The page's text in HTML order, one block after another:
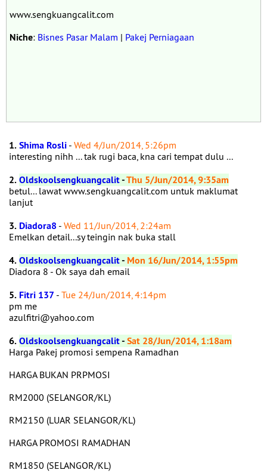
www.sengkuangcalit.com
Niche: Bisnes Pasar Malam | Pakej Perniagaan
1.Shima Rosli - Wed 4/Jun/2014, 5:26pm
interesting nihh ... tak rugi baca, kna cari tempat dulu ...
2.Oldskoolsengkuangcalit-Thu 5/Jun/2014, 9:35am
betul... lawat www.sengkuangcalit.com untuk maklumat
lanjut
3. Diadora8 - Wed 11/Jun/2014, 2:24am
Emelkan detail...sy teingin nak buka stall
4.Oldskoolsengkuangcalit- Mon 16/Jun/2014, 1:55pm
Diadora 8 - Ok saya dah email
5. Fitri 137 - Tue 24/Jun/2014, 4:14pm
pm me
azulfitri@yahoo.com
6.Oldskoolsengkuangcalit-Sat 28/Jun/2014, 1:18am
Harga Pakej promosi sempena Ramadhan
HARGA BUKAN PRPMOSI
RM2000 (SELANGOR/KL)
RM2150 (LUAR SELANGOR/KL)
HARGA PROMOSI RAMADHAN
RM1850 (SELANGOR/KL)